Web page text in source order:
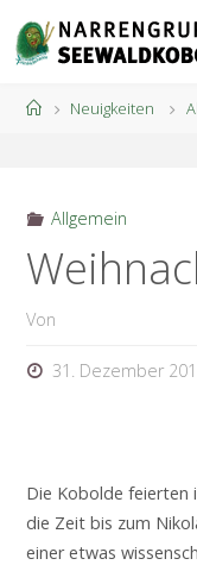
Inhalt
springen
StartNeuigkeiten
Allgemein
Von
31. Dezember
Die Kobolde feierten
die Zeit bis zum
einer etwas